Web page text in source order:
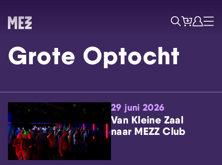
Skip navigatie
ZoekTicketsAccount
Menu
Grote Optocht
29 juni 2026
Van Kleine Zaal
naar MEZZ Club